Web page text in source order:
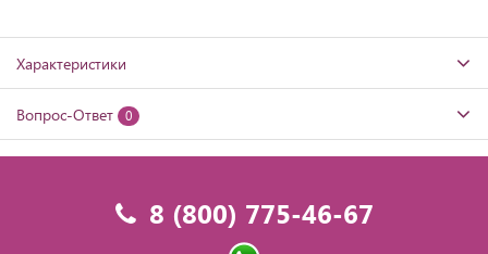
Характеристики
Вопрос-Ответ 0
8 (800) 775-46-67